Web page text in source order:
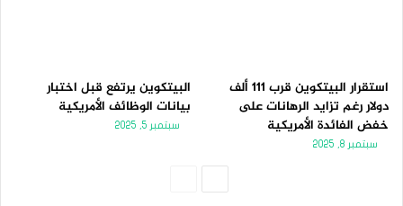
استقرار البيتكوين قرب 111 ألف
دولار رغم تزايد الرهانات على
خفض الفائدة الأمريكية
سبتمبر 8, 2025
البيتكوين يرتفع قبل اختبار
بيانات الوظائف الأمريكية
سبتمبر 5, 2025